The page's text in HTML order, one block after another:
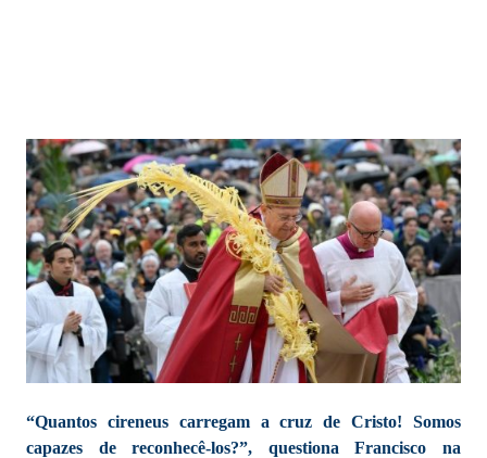
“Quantos cireneus carregam a cruz de Cristo! Somos
capazes de reconhecê-los?”, questiona Francisco na